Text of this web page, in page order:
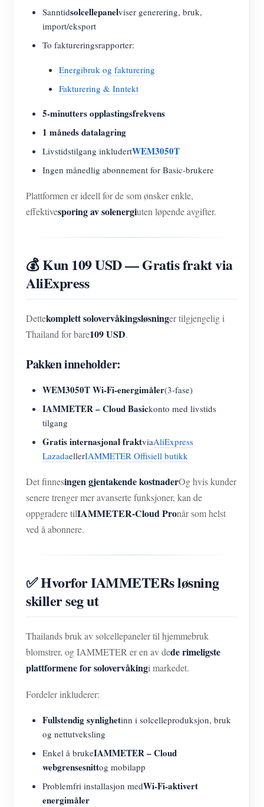
Sanntidsolcellepanelviser generering, bruk,
import/eksport
To faktureringsrapporter:
Energibruk og fakturering
Fakturering & Inntekt
5-minutters opplastingsfrekvens
1 måneds datalagring
Livstidstilgang inkludertWEM3050T
Ingen månedlig abonnement for Basic-brukere
Plattformen er ideell for de som ønsker enkle,
effektivesporing av solenergiuten løpende avgifter.
💰 Kun 109 USD — Gratis frakt via
AliExpress
Dettekomplett solovervåkingsløsninger tilgjengelig i
Thailand for bare109 USD.
Pakken inneholder:
WEM3050T Wi-Fi-energimåler(3-fase)
IAMMETER – Cloud Basickonto med livstids
tilgang
Gratis internasjonal fraktviaAliExpress
LazadaellerIAMMETER Offisiell butikk
Det finnesingen gjentakende kostnaderOg hvis kunder
senere trenger mer avanserte funksjoner, kan de
oppgradere tilIAMMETER-Cloud Pronår som helst
ved å abonnere.
✅ Hvorfor IAMMETERs løsning
skiller seg ut
Thailands bruk av solcellepaneler til hjemmebruk
blomstrer, og IAMMETER er en av dede rimeligste
plattformene for solovervåkingi markedet.
Fordeler inkluderer:
Fullstendig synlighetinn i solcelleproduksjon, bruk
og nettutveksling
Enkel å brukeIAMMETER – Cloud
webgrensesnittog mobilapp
Problemfri installasjon medWi-Fi-aktivert
energimåler